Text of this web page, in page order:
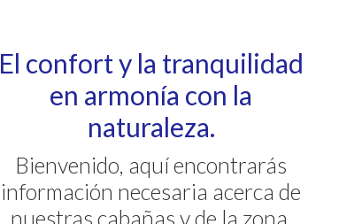
El confort y la tranquilidad
en armonía con la
naturaleza.
Bienvenido, aquí encontrarás
información necesaria acerca de
nuestras cabañas y de la zona,